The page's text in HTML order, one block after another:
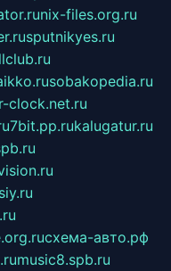
nix-files.org.ru
sputnikyes.ru
sobakopedia.ru
clock.net.ru
7bit.pp.rukalugatur.ru
схема-авто.рф
music8.spb.ru